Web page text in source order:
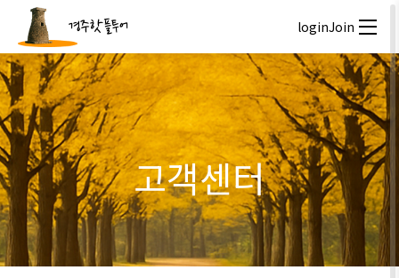
경주핫플투어 loginJoin
고객센터